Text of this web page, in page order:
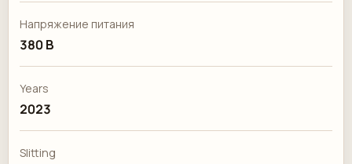
Напряжение питания
380 В
Years
2023
Slitting